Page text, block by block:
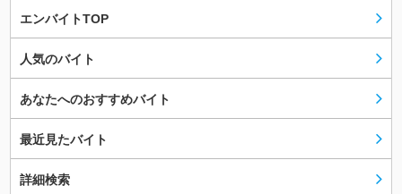
エンバイトTOP
人気のバイト
あなたへのおすすめバイト
最近見たバイト
詳細検索